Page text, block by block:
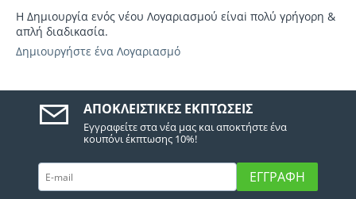
Η Δημιουργία ενός νέου Λογαριασμού είναi πολύ γρήγορη &
απλή διαδικασία.
Δημιουργήστε ένα Λογαριασμό
ΑΠΟΚΛΕΙΣΤΙΚΈΣ ΕΚΠΤΏΣΕΙΣ
Εγγραφείτε στα νέα μας και αποκτήστε ένα
κουπόνι έκπτωσης 10%!
ΕΓΓΡΑΦΉ